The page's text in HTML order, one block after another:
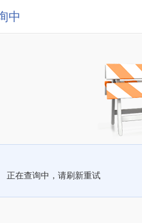
中
正在查询中，请刷新重试